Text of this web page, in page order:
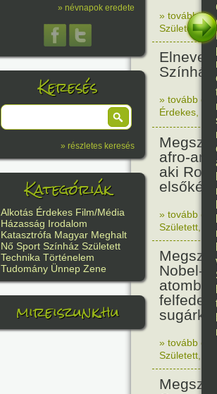
» névnapok eredete
Keresés
» részletes keresés
Kategóriák
Alkotás Érdekes Film/Média
Házasság Irodalom
Katasztrófa Magyar Meghalt
Nő Sport Színház Született
Technika Történelem
Tudomány Ünnep Zene
mireiszunk.hu
» tovább
Született,
» tovább
Érdekes
afro-
aki
» tovább
Született
Nobel-
» tovább
Született